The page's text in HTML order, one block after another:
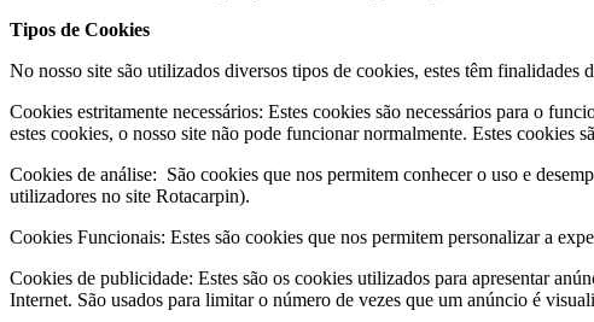
Tipos de Cookies
No nosso site são utilizados diversos tipos de cookies, estes têm finalidades
Cookies estritamente necessários: Estes cookies são necessários para o
estes cookies, o nosso site não pode funcionar normalmente. Estes cookies
Cookies de análise: São cookies que nos permitem conhecer o uso e
utilizadores no site Rotacarpin).
Cookies Funcionais: Estes são cookies que nos permitem personalizar a
Cookies de publicidade: Estes são os cookies utilizados para apresentar
Internet. São usados para limitar o número de vezes que um anúncio é